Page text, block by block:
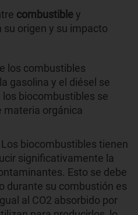
combustibley
su origen y su impacto
los combustibles
gasolina y el diésel se
biocombustibles se
materia orgánica
Los biocombustibles tienen
significativamente la
Esto se debe
durante su combustión es
al CO2 absorbido por